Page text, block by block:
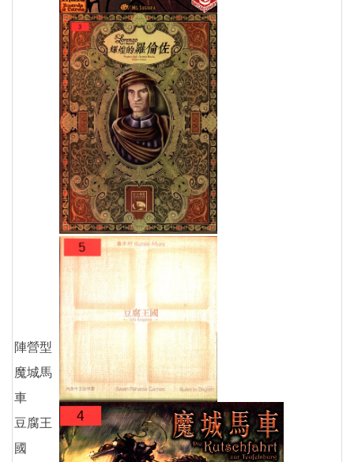
陣營型
魔城馬
車
豆腐王
國